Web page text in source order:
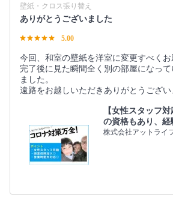
壁紙・クロス張り替え
ありがとうございました
5.00
今回、和室の壁紙を洋室に変更すべく
完了後に見た瞬間全く別の部屋になっ
ました。
遠路をお越しいただきありがとうござい
【女性スタッフ
の資格もあり、経
株式会社アットライ